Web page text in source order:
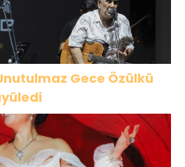
Gece Özülkü